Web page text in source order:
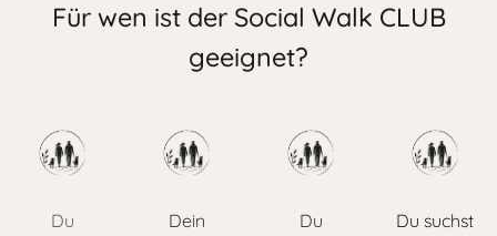
Für wen ist der Social Walk CLUB
geeignet?
Du Dein Du Du suchst